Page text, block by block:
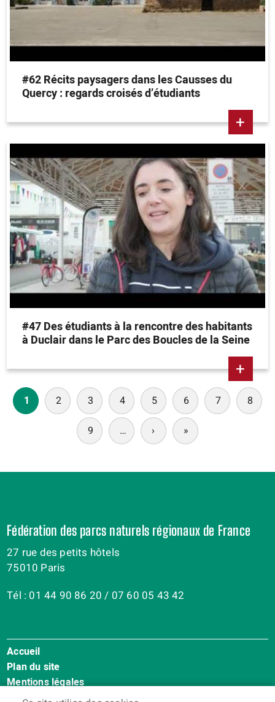
#62 Récits paysagers dans les Causses du
Quercy : regards croisés d’étudiants
+
#47 Des étudiants à la rencontre des habitants
à Duclair dans le Parc des Boucles de la Seine
+
Paginación
1 2 3 4 5 6 7 8
9 … › Siguiente
página
» Última
página
Fédération des parcs naturels régionaux de France
27 rue des petits hôtels
75010 Paris
Tél : 01 44 90 86 20 / 07 60 05 43 42
Menu
Pied
de
Accueil
Plan du site
Mentions légales
Accessibilité : Non conforme